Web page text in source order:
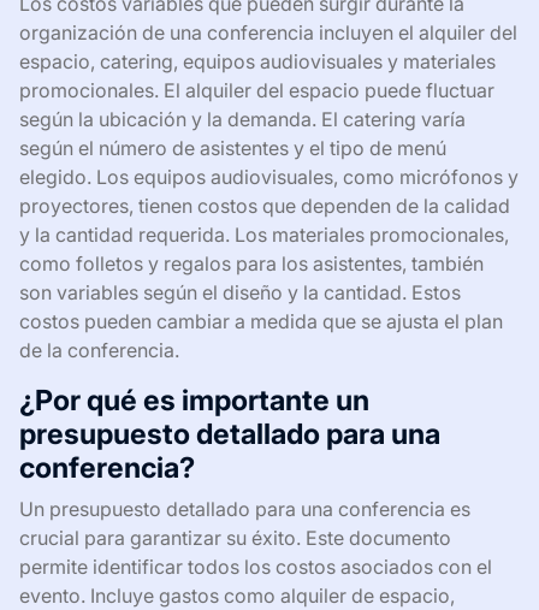
organización de una conferencia incluyen el alquiler del
espacio, catering, equipos audiovisuales y materiales
promocionales. El alquiler del espacio puede fluctuar
según la ubicación y la demanda. El catering varía
según el número de asistentes y el tipo de menú
elegido. Los equipos audiovisuales, como micrófonos y
proyectores, tienen costos que dependen de la calidad
y la cantidad requerida. Los materiales promocionales,
como folletos y regalos para los asistentes, también
son variables según el diseño y la cantidad. Estos
costos pueden cambiar a medida que se ajusta el plan
de la conferencia.
¿Por qué es importante un
presupuesto detallado para una
conferencia?
Un presupuesto detallado para una conferencia es
crucial para garantizar su éxito. Este documento
permite identificar todos los costos asociados con el
evento. Incluye gastos como alquiler de espacio,